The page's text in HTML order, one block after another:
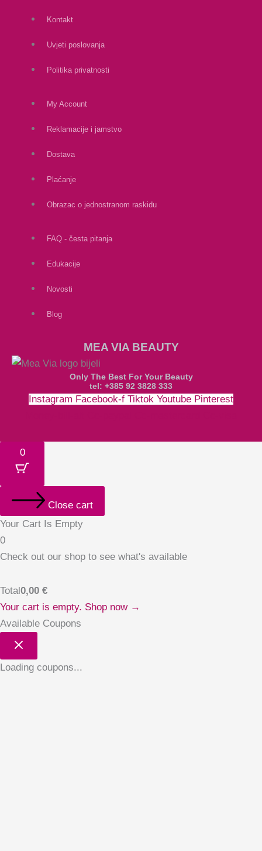
Kontakt
Uvjeti poslovanja
Politika privatnosti
My Account
Reklamacije i jamstvo
Dostava
Plaćanje
Obrazac o jednostranom raskidu
FAQ - česta pitanja
Edukacije
Novosti
Blog
MEA VIA BEAUTY
Only The Best For Your Beauty
tel: +385 92 3828 333
Instagram Facebook-f Tiktok Youtube Pinterest
0
Close cart
Your Cart Is Empty
0
Check out our shop to see what's available
Total0,00 €
Your cart is empty. Shop now →
Available Coupons
Loading coupons...